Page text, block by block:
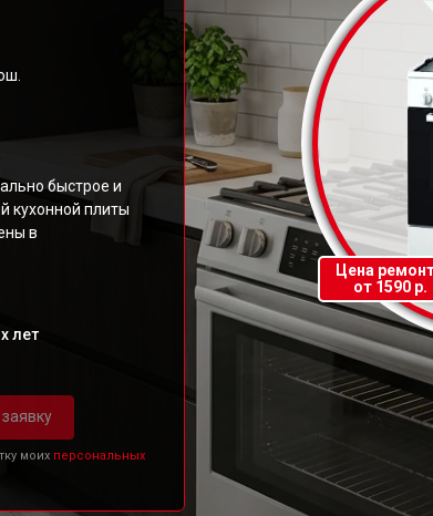
быстрое и
кухонной плиты
в
лет
моих персональных
Цена
от 1590 р.